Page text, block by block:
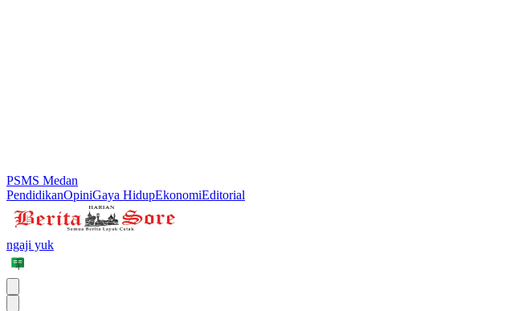
PSMS Medan
PendidikanOpiniGaya HidupEkonomiEditorial
ngaji yuk